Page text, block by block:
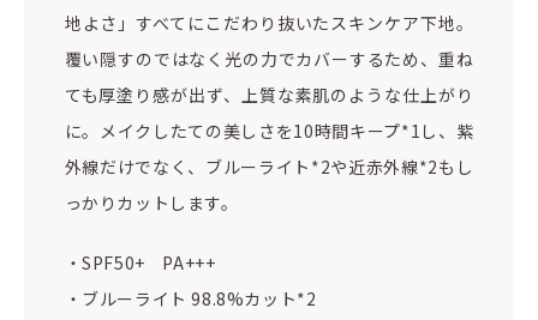
地よさ」すべてにこだわり抜いたスキンケア下地。
覆い隠すのではなく光の力でカバーするため、重ね
ても厚塗り感が出ず、上質な素肌のような仕上がり
に。メイクしたての美しさを10時間キープ*1し、紫
外線だけでなく、ブルーライト*2や近赤外線*2もし
っかりカットします。
・SPF50+ PA+++
・ブルーライト 98.8%カット*2